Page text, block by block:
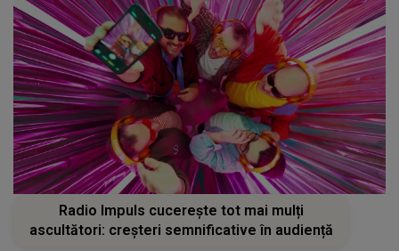
Radio Impuls cucerește tot mai mulți
ascultători: creșteri semnificative în audiență